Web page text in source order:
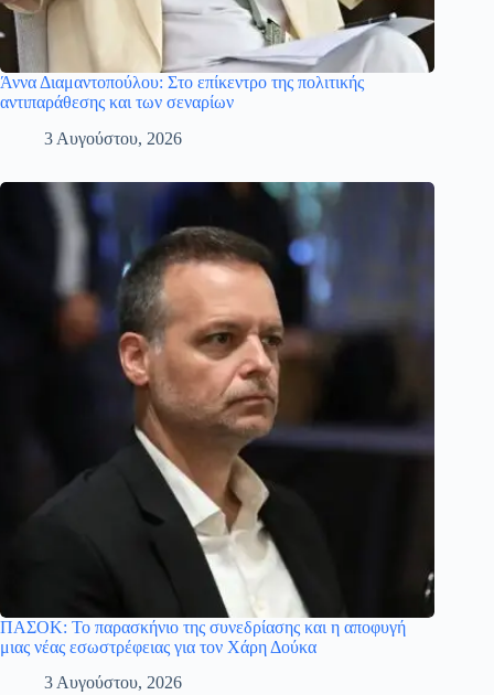
Άννα Διαμαντοπούλου: Στο επίκεντρο της πολιτικής
αντιπαράθεσης και των σεναρίων
3 Αυγούστου, 2026
ΠΑΣΟΚ: Το παρασκήνιο της συνεδρίασης και η αποφυγή
μιας νέας εσωστρέφειας για τον Χάρη Δούκα
3 Αυγούστου, 2026